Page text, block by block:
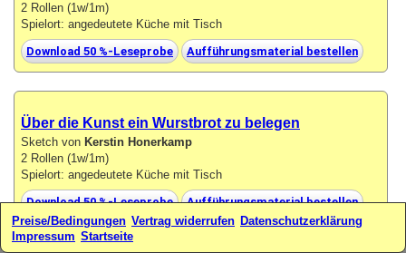
2 Rollen (1w/1m)
Spielort: angedeutete Küche mit Tisch
Download 50 %-Leseprobe
Aufführungsmaterial bestellen
Über die Kunst ein Wurstbrot zu belegen
Sketch von Kerstin Honerkamp
2 Rollen (1w/1m)
Spielort: angedeutete Küche mit Tisch
Download 50 %-Leseprobe
Aufführungsmaterial bestellen
Preise/Bedingungen Vertrag widerrufen Datenschutzerklärung
Impressum Startseite